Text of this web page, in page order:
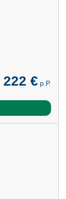
222 € p.P.